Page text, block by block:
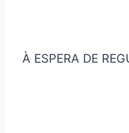
À ESPERA DE